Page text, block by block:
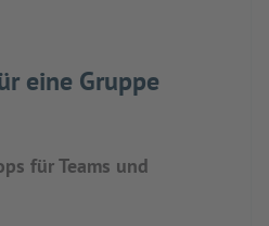
eine Gruppe
für Teams und